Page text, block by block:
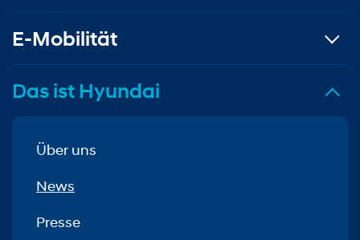
E-Mobilität
Das ist Hyundai
Über uns
News
Presse